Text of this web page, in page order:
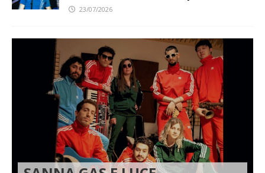
23/07/2026